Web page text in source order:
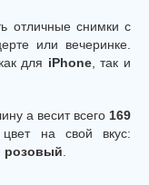
отличные снимки с
или вечеринке.
для iPhone, так и
а весит всего 169
на свой вкус:
розовый